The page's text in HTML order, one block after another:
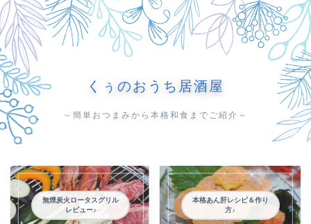
くぅのおうち居酒屋
～簡単おつまみから本格和食までご紹介～
無煙炭火ロータスグリル
レビュー♪
本格あん肝レシピ＆作り
方♪